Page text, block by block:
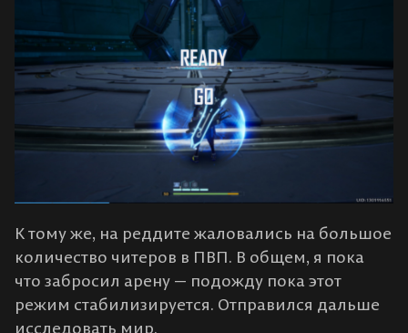
К тому же, на реддите жаловались на большое
количество читеров в ПВП. В общем, я пока
что забросил арену — подожду пока этот
режим стабилизируется. Отправился дальше
исследовать мир.